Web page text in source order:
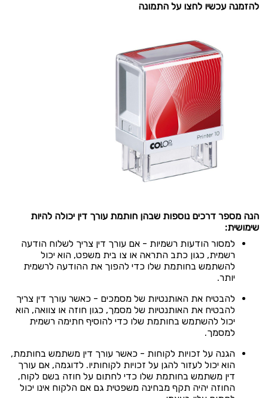
להזמנה עכשיו לחצו על התמונה
הנה מספר דרכים נוספות שבהן חותמת עורך דין יכולה להיות
שימושית:
למסור הודעות רשמיות - אם עורך דין צריך לשלוח הודעה
רשמית, כגון כתב התראה או צו בית משפט, הוא יכול
להשתמש בחותמת שלו כדי להפוך את ההודעה לרשמית
יותר.
להבטיח את האותנטיות של מסמכים - כאשר עורך דין צריך
להבטיח את האותנטיות של מסמך, כגון חוזה או צוואה, הוא
יכול להשתמש בחותמת שלו כדי להוסיף חתימה רשמית
למסמך.
הגנה על זכויות לקוחות - כאשר עורך דין משתמש בחותמת,
הוא יכול לעזור להגן על זכויות לקוחותיו. לדוגמה, אם עורך
דין משתמש בחותמת שלו כדי לחתום על חוזה בשם לקוח,
החוזה יהיה תקף מבחינה משפטית גם אם הלקוח אינו יכול